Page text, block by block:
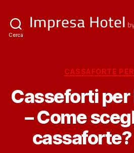
Cerca
CASSAFORTE
Casseforti per
– Come